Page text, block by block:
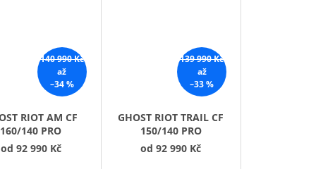
140 990 Kč
až
–34 %
RIOT AM CF
160/140 PRO
od 92 990 Kč
139 990 Kč
až
–33 %
GHOST RIOT TRAIL CF
150/140 PRO
od92 990 Kč